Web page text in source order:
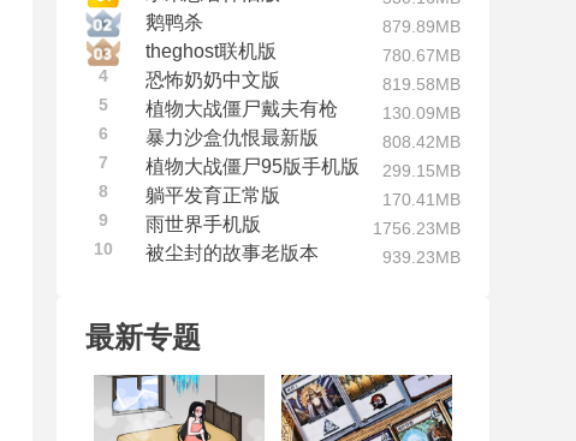
鹅鸭杀 879.89MB
theghost联机版
780.67MB
4
恐怖奶奶中文版
819.58MB
5
植物大战僵尸戴夫有枪
130.09MB
6
暴力沙盒仇恨最新版
808.42MB
7
植物大战僵尸95版手机版
299.15MB
8
躺平发育正常版
170.41MB
9
雨世界手机版
1756.23MB
10
被尘封的故事老版本 939.23MB
最新专题